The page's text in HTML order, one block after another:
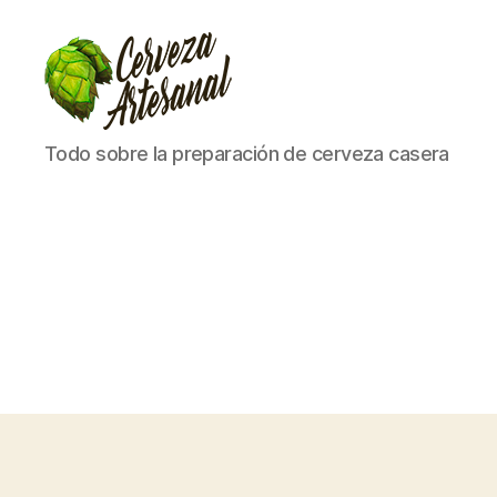
Cómo
hacer
Todo sobre la preparación de cerveza casera